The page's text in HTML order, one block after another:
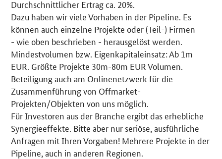
Durchschnittlicher Ertrag ca. 20%.
Dazu haben wir viele Vorhaben in der Pipeline. Es
können auch einzelne Projekte oder (Teil-) Firmen
- wie oben beschrieben - herausgelöst werden.
Mindestvolumen bzw. Eigenkapitaleinsatz: Ab 1m
EUR. Größte Projekte 30m-80m EUR Volumen.
Beteiligung auch am Onlinenetzwerk für die
Zusammenführung von Offmarket-
Projekten/Objekten von uns möglich.
Für Investoren aus der Branche ergibt das erhebliche
Synergieeffekte. Bitte aber nur seriöse, ausführliche
Anfragen mit Ihren Vorgaben! Mehrere Projekte in der
Pipeline, auch in anderen Regionen.